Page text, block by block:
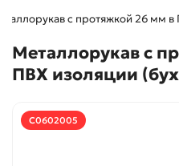
с протяжкой 26 мм
Металлорукав с
ПВХ изоляции
С0602005